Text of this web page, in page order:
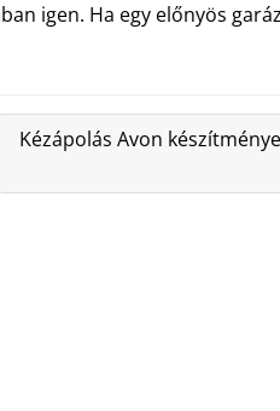
igen. Ha egy előnyös
Kézápolás Avon